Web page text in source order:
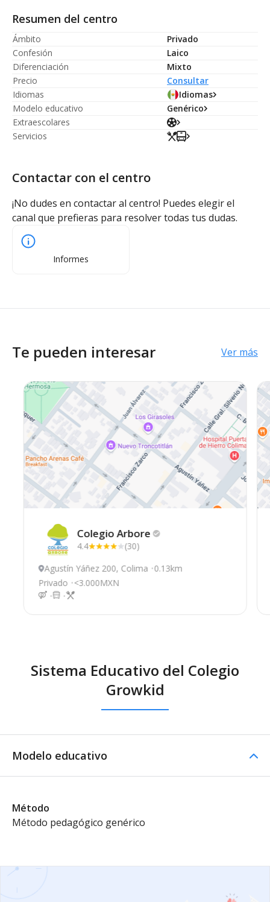
Resumen del centro
Ámbito
Privado
Confesión
Laico
Diferenciación
Mixto
Precio
Consultar
Idiomas
Idiomas
Modelo educativo
Genérico
Extraescolares
Servicios
Contactar con el centro
¡No dudes en contactar al centro! Puedes elegir el
canal que prefieras para resolver todas tus dudas.
Informes
Te pueden interesar Ver más
ColegioArbore
4.4
(30)
Agustín Yáñez 200, Colima 0.13km
Privado <3.000MXN
Sistema Educativo del Colegio
Growkid
Modelo educativo
Método
Método pedagógico genérico